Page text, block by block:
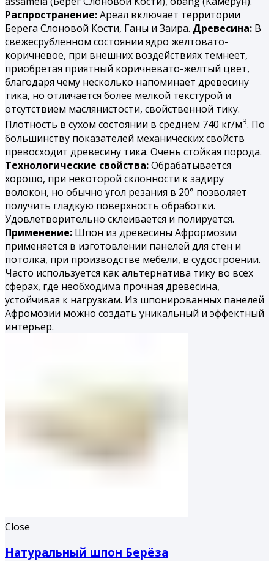
Распространение:Ареал включает территории
Берега Слоновой Кости, Ганы и Заира. Древесина: В
свежесрубленном состоянии ядро желтовато-
коричневое, при внешних воздействиях темнеет,
приобретая приятный коричневато-желтый цвет,
благодаря чему несколько напоминает древесину
тика, но отличается более мелкой текстурой и
отсутствием маслянистости, свойственной тику.
Плотность в сухом состоянии в среднем 740 кг/м3. По
большинству показателей механических свойств
превосходит древесину тика. Очень стойкая порода.
Технологические свойства:Обрабатывается
хорошо, при некоторой склонности к задиру
волокон, но обычно угол резания в 20° позволяет
получить гладкую поверхность обработки.
Удовлетворительно склеивается и полируется.
Применение: Шпон из древесины Афрормозии
применяется в изготовлении панелей для стен и
потолка, при производстве мебели, в судостроении.
Часто используется как альтернатива тику во всех
сферах, где необходима прочная древесина,
устойчивая к нагрузкам. Из шпонированных панелей
Афромозии можно создать уникальный и эффектный
интерьер.
Close
Натуральный шпон Берёза